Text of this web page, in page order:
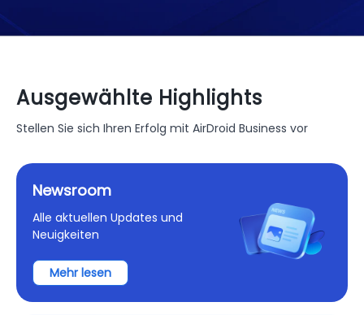
Ausgewählte Highlights
Stellen Sie sich Ihren Erfolg mit AirDroid Business vor
Newsroom
Alle aktuellen Updates und
Neuigkeiten
Mehr lesen